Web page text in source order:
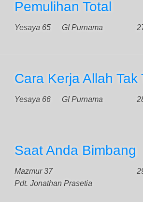
Pemulihan Total
Yesaya 65 GI Purnama
Cara Kerja Allah Tak
Yesaya 66 GI Purnama
Saat Anda Bimbang
Mazmur 37
Pdt. Jonathan Prasetia